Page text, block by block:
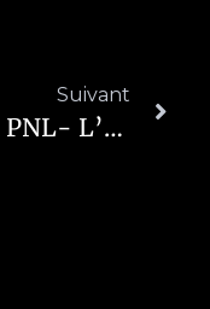
Suivant
Outil PNL- L’ancrage Pour Associer Un État Émotionnel Positif